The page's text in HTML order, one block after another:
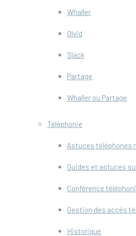
Whaller
Olvid
Slack
Partage
Whaller ou Partage
Téléphonie
Astuces téléphones
Guides et astuces
Conférence
Gestion des accès
Historique